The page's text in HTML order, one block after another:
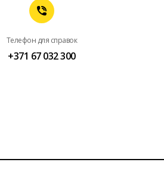
Телефон для справок
+371 67 032 300